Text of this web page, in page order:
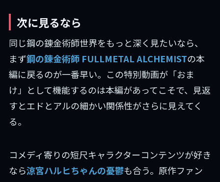
次に見るなら
同じ鋼の錬金術師世界をもっと深く見たいなら、
まず鋼の錬金術師 FULLMETAL ALCHEMISTの本
編に戻るのが一番早い。この特別動画が「おま
け」として機能するのは本編があってこそで、見返
すとエドとアルの細かい関係性がさらに見えてく
る。
コメディ寄りの短尺キャラクターコンテンツが好き
なら涼宮ハルヒちゃんの憂鬱も合う。原作ファン